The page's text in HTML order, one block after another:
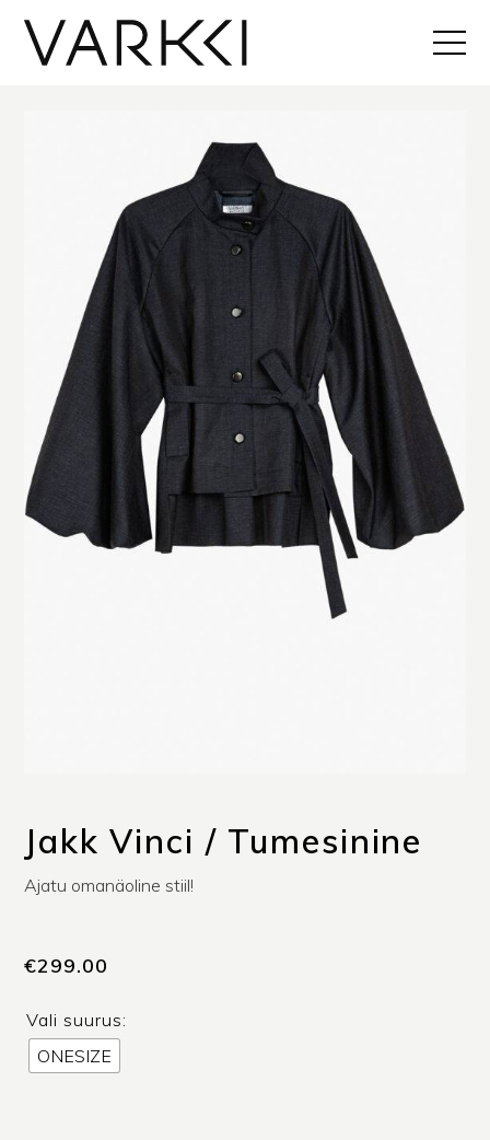
Jakk Vinci / Tumesinine
Ajatu omanäoline stiil!
€299.00
Vali suurus:
ONESIZE